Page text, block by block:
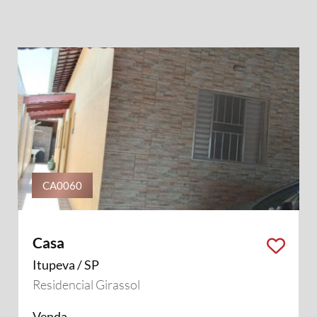
CA0060
Casa
Itupeva / SP
Residencial Girassol